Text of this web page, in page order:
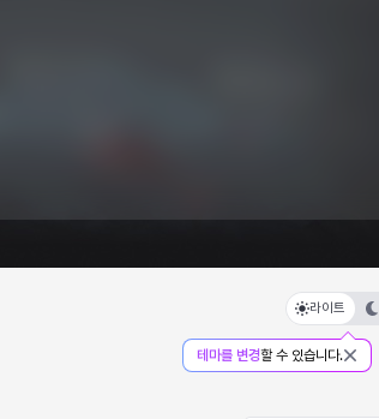
라이트
테마를 변경할 수 있습니다.